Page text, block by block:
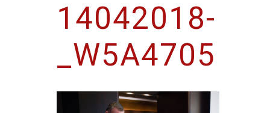
14042018-
_W5A4705